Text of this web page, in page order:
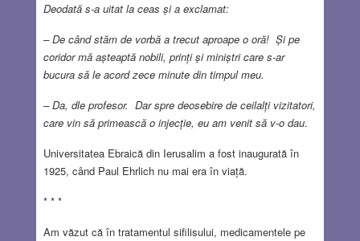
Deodată s-a uitat la ceas și a exclamat:
– De când stăm de vorbă a trecut aproape o oră! Și pe
coridor mă așteaptă nobili, prinți și miniștri care s-ar
bucura să le acord zece minute din timpul meu.
– Da, dle profesor. Dar spre deosebire de ceilalți vizitatori,
care vin să primească o injecție, eu am venit să v-o dau.
Universitatea Ebraică din Ierusalim a fost inaugurată în
1925, când Paul Ehrlich nu mai era în viață.
* * *
Am văzut că în tratamentul sifilisului, medicamentele pe